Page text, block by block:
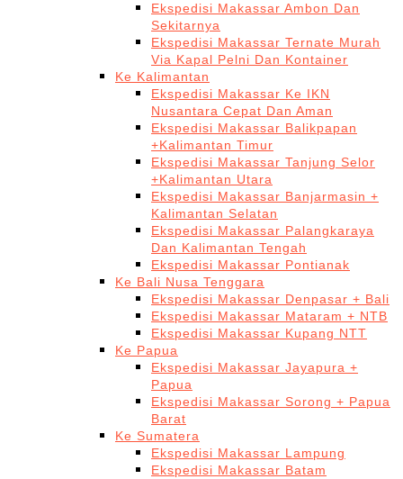
Ekspedisi Makassar Ambon Dan
Sekitarnya
Ekspedisi Makassar Ternate Murah
Via Kapal Pelni Dan Kontainer
Ke Kalimantan
Ekspedisi Makassar Ke IKN
Nusantara Cepat Dan Aman
Ekspedisi Makassar Balikpapan
+Kalimantan Timur
Ekspedisi Makassar Tanjung Selor
+Kalimantan Utara
Ekspedisi Makassar Banjarmasin +
Kalimantan Selatan
Ekspedisi Makassar Palangkaraya
Dan Kalimantan Tengah
Ekspedisi Makassar Pontianak
Ke Bali Nusa Tenggara
Ekspedisi Makassar Denpasar + Bali
Ekspedisi Makassar Mataram + NTB
Ekspedisi Makassar Kupang NTT
Ke Papua
Ekspedisi Makassar Jayapura +
Papua
Ekspedisi Makassar Sorong + Papua
Barat
Ke Sumatera
Ekspedisi Makassar Lampung
Ekspedisi Makassar Batam